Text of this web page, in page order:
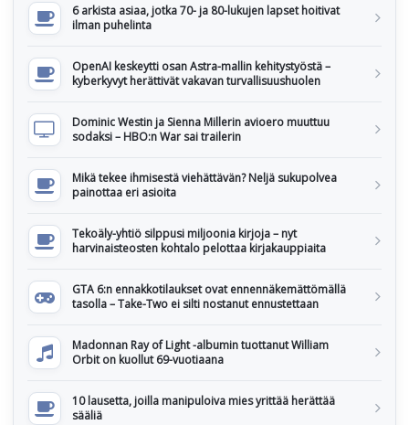
6 arkista asiaa, jotka 70- ja 80-lukujen lapset hoitivat
ilman puhelinta
OpenAI keskeytti osan Astra-mallin kehitystyöstä –
kyberkyvyt herättivät vakavan turvallisuushuolen
Dominic Westin ja Sienna Millerin avioero muuttuu
sodaksi – HBO:n War sai trailerin
Mikä tekee ihmisestä viehättävän? Neljä sukupolvea
painottaa eri asioita
Tekoäly-yhtiö silppusi miljoonia kirjoja – nyt
harvinaisteosten kohtalo pelottaa kirjakauppiaita
GTA 6:n ennakkotilaukset ovat ennennäkemättömällä
tasolla – Take-Two ei silti nostanut ennustettaan
Madonnan Ray of Light -albumin tuottanut William
Orbit on kuollut 69-vuotiaana
10 lausetta, joilla manipuloiva mies yrittää herättää
sääliä